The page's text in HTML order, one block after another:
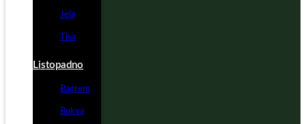
Jela
Tisa
Listopadno
Bagrem
Bukva